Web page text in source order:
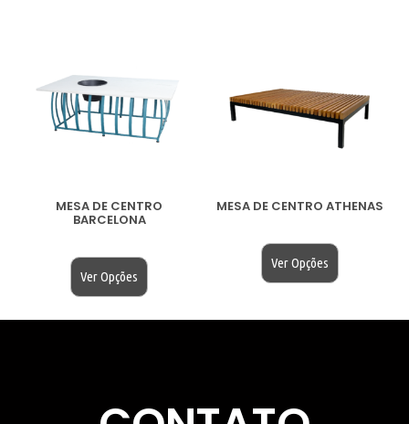
MESA DE CENTRO
BARCELONA
Ver Opções
MESA DE CENTRO ATHENAS
Ver Opções